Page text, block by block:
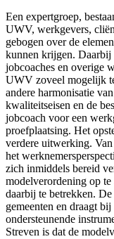
Een expertgroep,
UWV, werkgevers,
gebogen over de
kunnen krijgen. Daarbij
jobcoaches en overige
UWV zoveel mogelijk
andere harmonisatie
kwaliteitseisen en de
jobcoach voor een
proefplaatsing. Het
verdere uitwerking.
het
zich inmiddels bereid
modelverordening op te
daarbij te betrekken.
gemeenten en draagt
ondersteunende
Streven is dat de